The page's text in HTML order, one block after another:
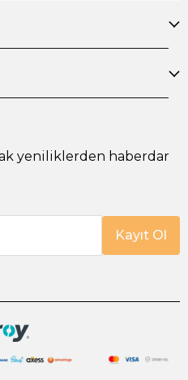
yeniliklerden haberdar
Kayıt Ol